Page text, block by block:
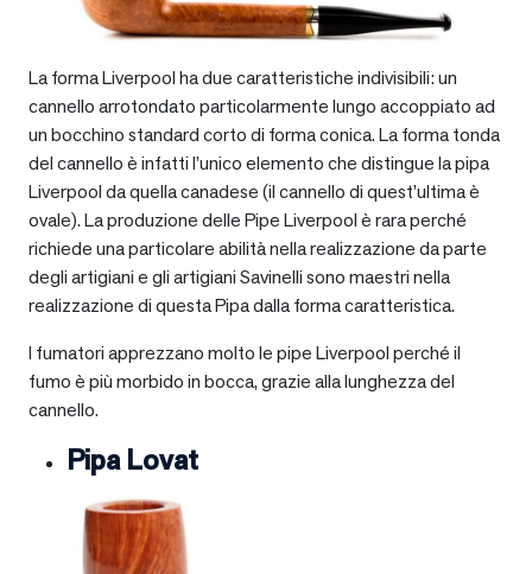
La forma Liverpool ha due caratteristiche indivisibili: un
cannello arrotondato particolarmente lungo accoppiato ad
un bocchino standard corto di forma conica. La forma tonda
del cannello è infatti l’unico elemento che distingue la pipa
Liverpool da quella canadese (il cannello di quest’ultima è
ovale). La produzione delle Pipe Liverpool è rara perché
richiede una particolare abilità nella realizzazione da parte
degli artigiani e gli artigiani Savinelli sono maestri nella
realizzazione di questa Pipa dalla forma caratteristica.
I fumatori apprezzano molto le pipe Liverpool perché il
fumo è più morbido in bocca, grazie alla lunghezza del
cannello.
Pipa Lovat